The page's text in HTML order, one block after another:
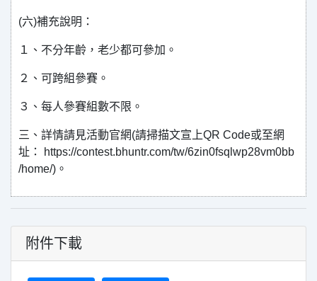
(六)補充說明：
１、不分年齡，老少都可參加。
２、可跨組參賽。
３、每人參賽組數不限。
三、詳情請見活動官網(請掃描文宣上QR Code或至網
址： https://contest.bhuntr.com/tw/6zin0fsqlwp28vm0bb
/home/)。
附件下載